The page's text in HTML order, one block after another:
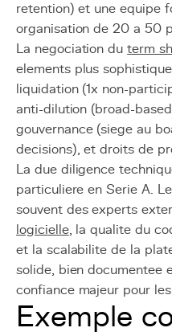
retention) et une equipe
organisation de 20 a 50
La negociation duterm
elements plus
liquidation (1x non-
anti-dilution (broad-
gouvernance (siege au
decisions), et droits de
La due diligence
particuliere en Serie A.
souvent des experts
logicielle, la qualite du
et la scalabilite de la
solide, bien documentee
confiance majeur pour
Exemple